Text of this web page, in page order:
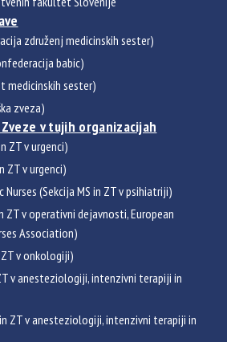
združenj medicinskih sester)
babic)
medicinskih sester)
zveza)
v tujih organizacijah
ZT v urgenci)
ZT v urgenci)
Nurses (Sekcija MS in ZT v psihiatriji)
ZT v operativni dejavnosti, European
Association)
ZT v onkologiji)
v anesteziologiji, intenzivni terapiji in
in ZT v anesteziologiji, intenzivni terapiji in